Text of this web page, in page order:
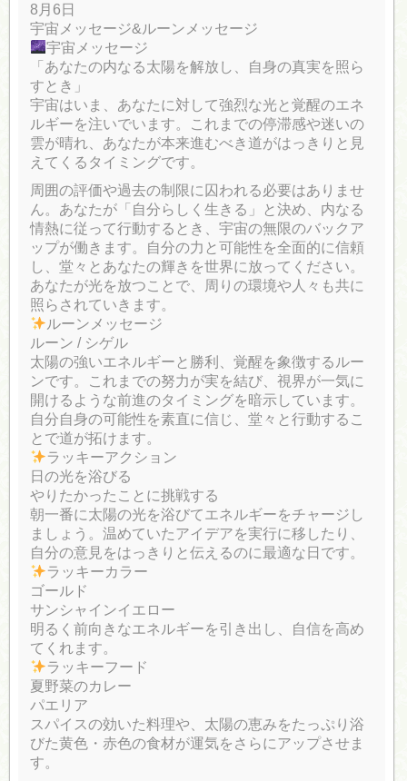
8月6日
宇宙メッセージ&ルーンメッセージ
宇宙メッセージ
「あなたの内なる太陽を解放し、自身の真実を照ら
すとき」
宇宙はいま、あなたに対して強烈な光と覚醒のエネ
ルギーを注いでいます。これまでの停滞感や迷いの
雲が晴れ、あなたが本来進むべき道がはっきりと見
えてくるタイミングです。
周囲の評価や過去の制限に囚われる必要はありませ
ん。あなたが「自分らしく生きる」と決め、内なる
情熱に従って行動するとき、宇宙の無限のバックア
ップが働きます。自分の力と可能性を全面的に信頼
し、堂々とあなたの輝きを世界に放ってください。
あなたが光を放つことで、周りの環境や人々も共に
照らされていきます。
ルーンメッセージ
ルーン / シゲル
太陽の強いエネルギーと勝利、覚醒を象徴するルー
ンです。これまでの努力が実を結び、視界が一気に
開けるような前進のタイミングを暗示しています。
自分自身の可能性を素直に信じ、堂々と行動するこ
とで道が拓けます。
ラッキーアクション
日の光を浴びる
やりたかったことに挑戦する
朝一番に太陽の光を浴びてエネルギーをチャージし
ましょう。温めていたアイデアを実行に移したり、
自分の意見をはっきりと伝えるのに最適な日です。
ラッキーカラー
ゴールド
サンシャインイエロー
明るく前向きなエネルギーを引き出し、自信を高め
てくれます。
ラッキーフード
夏野菜のカレー
パエリア
スパイスの効いた料理や、太陽の恵みをたっぷり浴
びた黄色・赤色の食材が運気をさらにアップさせま
す。